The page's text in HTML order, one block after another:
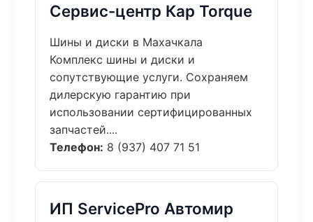
Сервис-центр Кар Torque
Шины и диски в Махачкала
Комплекс шины и диски и
сопутствующие услуги. Сохраняем
дилерскую гарантию при
использовании сертифицированных
запчастей....
Телефон: 8 (937) 407 71 51
ИП ServicePro Автомир